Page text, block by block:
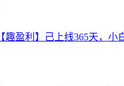
【趣盈利】己上线365天，小